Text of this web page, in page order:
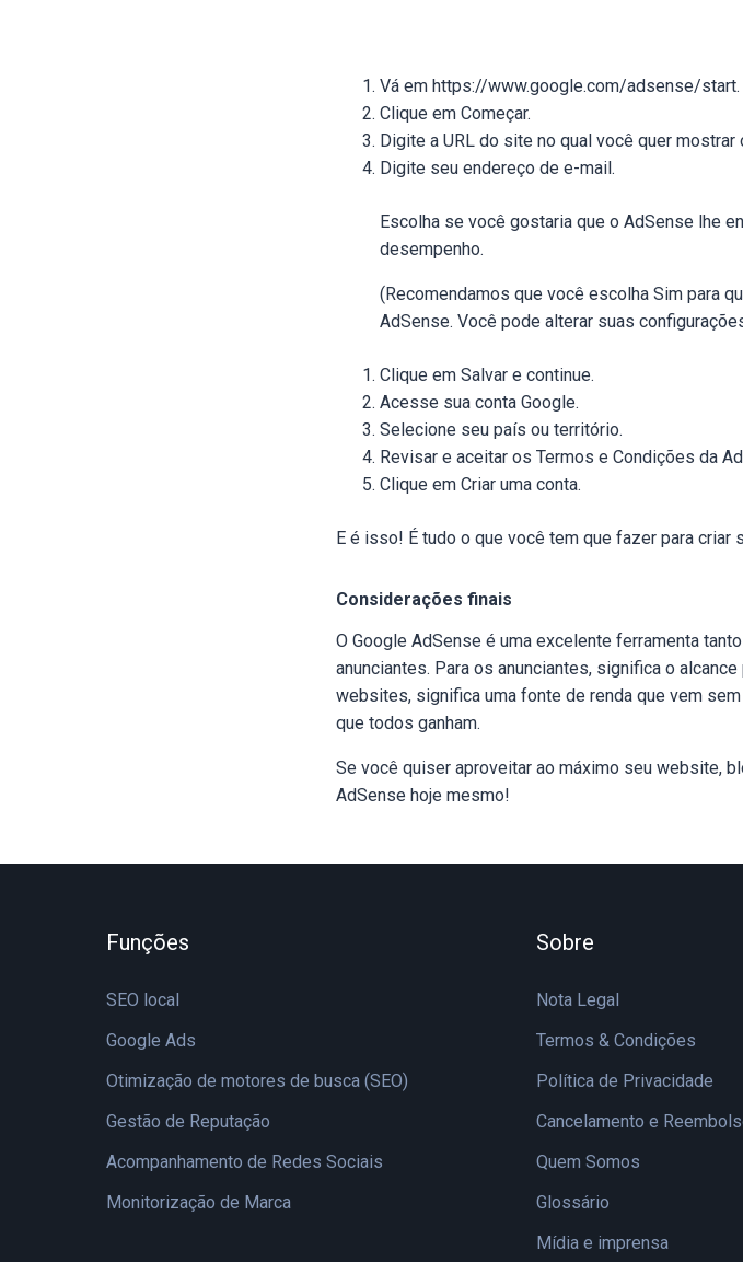
Vá em https://www.google.com/adsense/start.
Clique em Começar.
Digite a URL do site no qual você quer mostrar
Digite seu endereço de e-mail.
Escolha se você gostaria que o AdSense lhe
desempenho.
(Recomendamos que você escolha Sim para
AdSense. Você pode alterar suas
Clique em Salvar e continue.
Acesse sua conta Google.
Selecione seu país ou território.
Revisar e aceitar os Termos e Condições da
Clique em Criar uma conta.
E é isso! É tudo o que você tem que fazer para criar
Considerações finais
O Google AdSense é uma excelente ferramenta
anunciantes. Para os anunciantes, significa o
websites, significa uma fonte de renda que vem
que todos ganham.
Se você quiser aproveitar ao máximo seu website,
AdSense hoje mesmo!
Funções
SEO local
Google Ads
Otimização de motores de busca (SEO)
Gestão de Reputação
Acompanhamento de Redes Sociais
Monitorização de Marca
Sobre
Nota Legal
Termos & Condições
Política de Privacidade
Cancelamento e
Quem Somos
Glossário
Mídia e imprensa